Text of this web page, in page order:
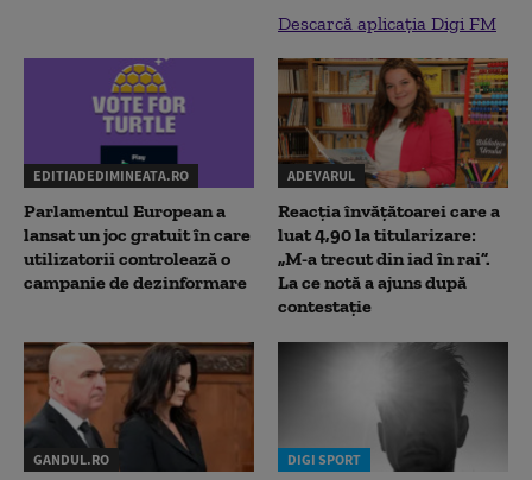
Descarcă aplicația Digi FM
EDITIADEDIMINEATA.RO
Parlamentul European a
lansat un joc gratuit în care
utilizatorii controlează o
campanie de dezinformare
ADEVARUL
Reacția învățătoarei care a
luat 4,90 la titularizare:
„M-a trecut din iad în rai”.
La ce notă a ajuns după
contestație
GANDUL.RO DIGI SPORT